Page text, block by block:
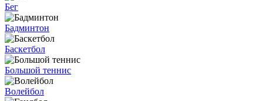
Бег
Бадминтон
Баскетбол
Большой теннис
Волейбол